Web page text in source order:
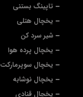
تاپینگ بستنی
یخچال هتلی
شیر سرد کن
یخچال پرده هوا
یخچال سوپرمارکت
یخچال نوشابه
یخچال قنادی